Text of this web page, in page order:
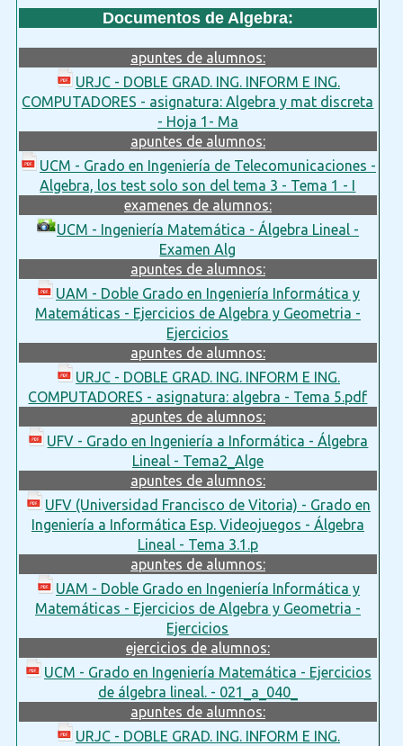
Documentos de Algebra:
apuntes de alumnos:
URJC - DOBLE GRAD. ING. INFORM E ING.
COMPUTADORES - asignatura: Algebra y mat discreta
- Hoja 1- Ma
apuntes de alumnos:
UCM - Grado en Ingeniería de Telecomunicaciones -
Algebra, los test solo son del tema 3 - Tema 1 - I
examenes de alumnos:
UCM - Ingeniería Matemática - Álgebra Lineal -
Examen Alg
apuntes de alumnos:
UAM - Doble Grado en Ingeniería Informática y
Matemáticas - Ejercicios de Algebra y Geometria -
Ejercicios
apuntes de alumnos:
URJC - DOBLE GRAD. ING. INFORM E ING.
COMPUTADORES - asignatura: algebra - Tema 5.pdf
apuntes de alumnos:
UFV - Grado en Ingeniería a Informática - Álgebra
Lineal - Tema2_Alge
apuntes de alumnos:
UFV (Universidad Francisco de Vitoria) - Grado en
Ingeniería a Informática Esp. Videojuegos - Álgebra
Lineal - Tema 3.1.p
apuntes de alumnos:
UAM - Doble Grado en Ingeniería Informática y
Matemáticas - Ejercicios de Algebra y Geometria -
Ejercicios
ejercicios de alumnos:
UCM - Grado en Ingeniería Matemática - Ejercicios
de álgebra lineal. - 021_a_040_
apuntes de alumnos:
URJC - DOBLE GRAD. ING. INFORM E ING.